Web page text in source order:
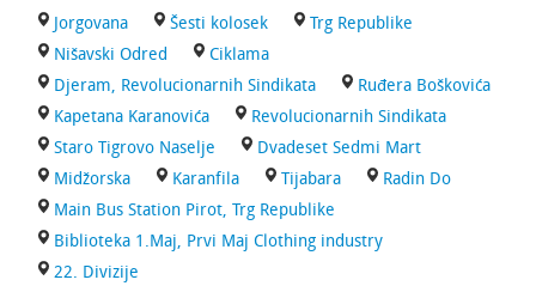
Jorgovana Šesti kolosek
Trg Republike
Nišavski Odred
Ciklama
Djeram, Revolucionarnih Sindikata
Ruđera Boškovića
Kapetana Karanovića
Revolucionarnih Sindikata
Staro Tigrovo Naselje
Dvadeset Sedmi Mart
Midžorska
Karanfila Tijabara
Radin Do
Main Bus Station Pirot, Trg Republike
Biblioteka 1.Maj, Prvi Maj Clothing industry
22. Divizije